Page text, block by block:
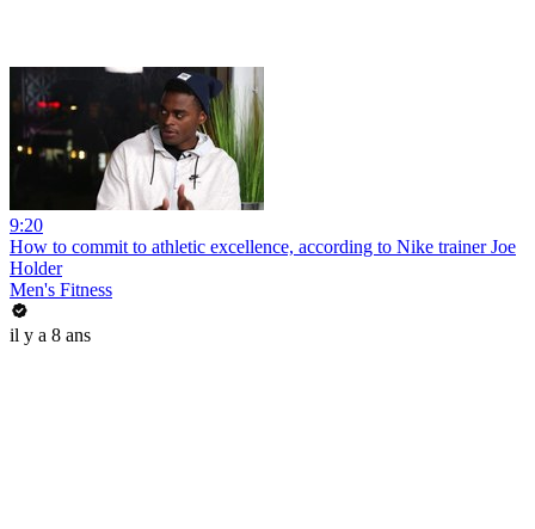
9:20
How to commit to athletic excellence, according to Nike trainer Joe
Holder
Men's Fitness
il y a 8 ans